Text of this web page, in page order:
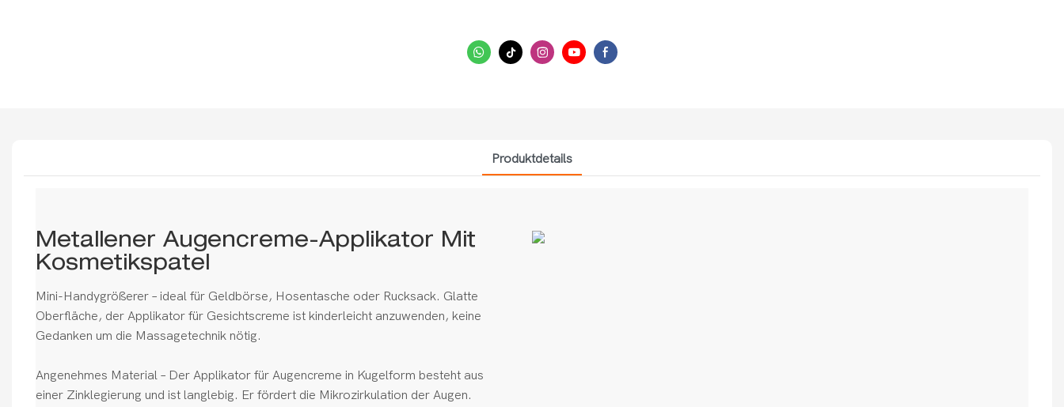
Produktdetails
Metallener Augencreme-Applikator Mit
Kosmetikspatel
Mini-Handygrößerer – ideal für Geldbörse, Hosentasche oder Rucksack. Glatte
Oberfläche, der Applikator für Gesichtscreme ist kinderleicht anzuwenden, keine
Gedanken um die Massagetechnik nötig.
Angenehmes Material – Der Applikator für Augencreme in Kugelform besteht aus
einer Zinklegierung und ist langlebig. Er fördert die Mikrozirkulation der Augen.